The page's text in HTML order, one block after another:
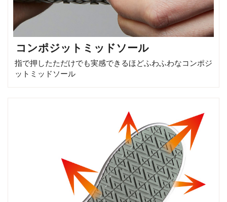
コンポジットミッドソール
指で押したただけでも実感できるほどふわふわなコンポジ
ットミッドソール